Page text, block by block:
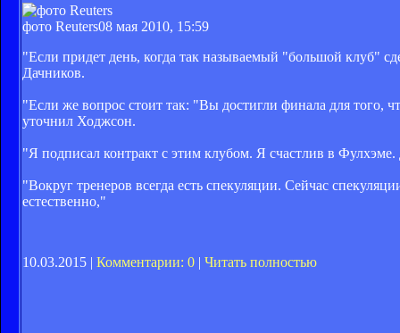
фото Reuters08 мая 2010, 15:59
"Если придет день, когда так называемый "большой клуб"
Дачников.
"Если же вопрос стоит так: "Вы достигли финала для того,
уточнил Ходжсон.
"Я подписал контракт с этим клубом. Я счастлив в
"Вокруг тренеров всегда есть спекуляции. Сейчас
естественно,"
10.03.2015 | Комментарии: 0 | Читать полностью